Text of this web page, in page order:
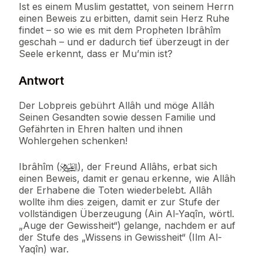
Ist es einem Muslim gestattet, von seinem Herrn
einen Beweis zu erbitten, damit sein Herz Ruhe
findet – so wie es mit dem Propheten Ibrâhîm
geschah – und er dadurch tief überzeugt in der
Seele erkennt, dass er Mu’min ist?
Antwort
Der Lobpreis gebührt Allâh und möge Allâh
Seinen Gesandten sowie dessen Familie und
Gefährten in Ehren halten und ihnen
Wohlergehen schenken!
Ibrâhîm (
), der Freund Allâhs, erbat sich
einen Beweis, damit er genau erkenne, wie Allâh
der Erhabene die Toten wiederbelebt. Allâh
wollte ihm dies zeigen, damit er zur Stufe der
vollständigen Überzeugung (Ain Al-Yaqîn, wörtl.
„Auge der Gewissheit“) gelange, nachdem er auf
der Stufe des „Wissens in Gewissheit“ (Ilm Al-
Yaqîn) war.